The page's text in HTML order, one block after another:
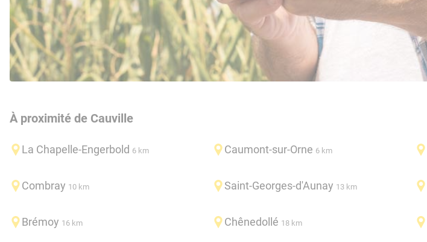
À proximité de Cauville
La Chapelle-Engerbold 6 km Caumont-sur-Orne 6 km
Combray 10 km Saint-Georges-d'Aunay 13 km
Brémoy 16 km Chênedollé 18 km